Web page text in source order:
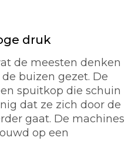
druk
de meesten denken
buizen gezet. De
spuitkop die schuin
dat ze zich door de
gaat. De machines
op een